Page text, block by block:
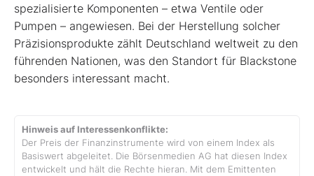
spezialisierte Komponenten – etwa Ventile oder
Pumpen – angewiesen. Bei der Herstellung solcher
Präzisionsprodukte zählt Deutschland weltweit zu den
führenden Nationen, was den Standort für Blackstone
besonders interessant macht.
Hinweis auf Interessenkonflikte:
Der Preis der Finanzinstrumente wird von einem Index als
Basiswert abgeleitet. Die Börsenmedien AG hat diesen Index
entwickelt und hält die Rechte hieran. Mit dem Emittenten